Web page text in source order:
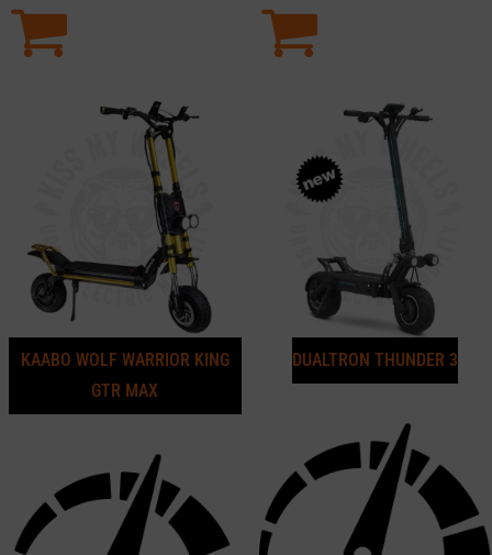
KAABO WOLF WARRIOR KING
GTR MAX
DUALTRON THUNDER 3